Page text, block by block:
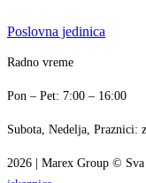
Poslovna jedinica
Radno vreme
Pon – Pet: 7:00 – 16:00
Subota, Nedelja, Praznici:
2026 | Marex Group © Sva
↗
Zdravo! Ja
07:04